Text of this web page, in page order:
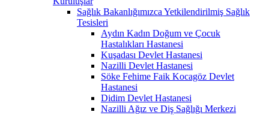
Sağlık Bakanlığımızca Yetkilendirilmiş Sağlık
Tesisleri
Aydın Kadın Doğum ve Çocuk
Hastalıkları Hastanesi
Kuşadası Devlet Hastanesi
Nazilli Devlet Hastanesi
Söke Fehime Faik Kocagöz Devlet
Hastanesi
Didim Devlet Hastanesi
Nazilli Ağız ve Diş Sağlığı Merkezi